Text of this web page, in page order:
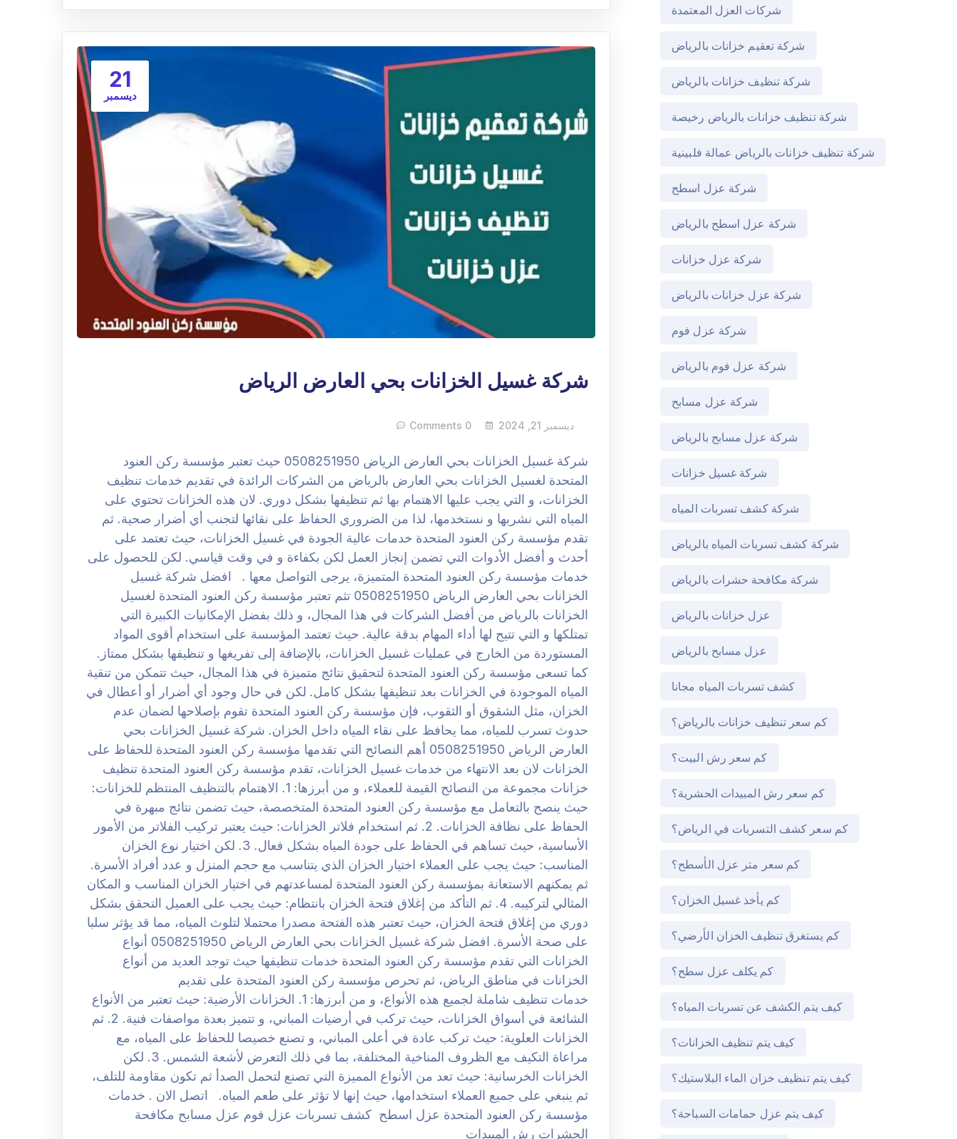
21
ديسمبر
شركة غسيل الخزانات بحي العارض الرياض
ديسمبر 21, 2024 0 Comments
شركة غسيل الخزانات بحي العارض الرياض 0508251950 حيث تعتبر مؤسسة ركن العنود
المتحدة لغسيل الخزانات بحي العارض بالرياض من الشركات الرائدة في تقديم خدمات تنظيف
الخزانات، و التي يجب عليها الاهتمام بها ثم تنظيفها بشكل دوري. لان هذه الخزانات تحتوي على
المياه التي نشربها و نستخدمها، لذا من الضروري الحفاظ على نقائها لتجنب أي أضرار صحية. ثم
تقدم مؤسسة ركن العنود المتحدة خدمات عالية الجودة في غسيل الخزانات، حيث تعتمد على
أحدث و أفضل الأدوات التي تضمن إنجاز العمل لكن بكفاءة و في وقت قياسي. لكن للحصول على
خدمات مؤسسة ركن العنود المتحدة المتميزة، يرجى التواصل معها . افضل شركة غسيل
الخزانات بحي العارض الرياض 0508251950 تثم تعتبر مؤسسة ركن العنود المتحدة لغسيل
الخزانات بالرياض من أفضل الشركات في هذا المجال، و ذلك بفضل الإمكانيات الكبيرة التي
تمتلكها و التي تتيح لها أداء المهام بدقة عالية. حيث تعتمد المؤسسة على استخدام أقوى المواد
المستوردة من الخارج في عمليات غسيل الخزانات، بالإضافة إلى تفريغها و تنظيفها بشكل ممتاز.
كما تسعى مؤسسة ركن العنود المتحدة لتحقيق نتائج متميزة في هذا المجال، حيث تتمكن من تنقية
المياه الموجودة في الخزانات بعد تنظيفها بشكل كامل. لكن في حال وجود أي أضرار أو أعطال في
الخزان، مثل الشقوق أو الثقوب، فإن مؤسسة ركن العنود المتحدة تقوم بإصلاحها لضمان عدم
حدوث تسرب للمياه، مما يحافظ على نقاء المياه داخل الخزان. شركة غسيل الخزانات بحي
العارض الرياض 0508251950 أهم النصائح التي تقدمها مؤسسة ركن العنود المتحدة للحفاظ على
الخزانات لان بعد الانتهاء من خدمات غسيل الخزانات، تقدم مؤسسة ركن العنود المتحدة تنظيف
خزانات مجموعة من النصائح القيمة للعملاء، و من أبرزها: 1. الاهتمام بالتنظيف المنتظم للخزانات:
حيث ينصح بالتعامل مع مؤسسة ركن العنود المتحدة المتخصصة، حيث تضمن نتائج مبهرة في
الحفاظ على نظافة الخزانات. 2. ثم استخدام فلاتر الخزانات: حيث يعتبر تركيب الفلاتر من الأمور
الأساسية، حيث تساهم في الحفاظ على جودة المياه بشكل فعال. 3. لكن اختيار نوع الخزان
المناسب: حيث يجب على العملاء اختيار الخزان الذي يتناسب مع حجم المنزل و عدد أفراد الأسرة.
ثم يمكنهم الاستعانة بمؤسسة ركن العنود المتحدة لمساعدتهم في اختيار الخزان المناسب و المكان
المثالي لتركيبه. 4. ثم التأكد من إغلاق فتحة الخزان بانتظام: حيث يجب على العميل التحقق بشكل
دوري من إغلاق فتحة الخزان، حيث تعتبر هذه الفتحة مصدرا محتملا لتلوث المياه، مما قد يؤثر سلبا
على صحة الأسرة. افضل شركة غسيل الخزانات بحي العارض الرياض 0508251950 أنواع
الخزانات التي تقدم مؤسسة ركن العنود المتحدة خدمات تنظيفها حيث توجد العديد من أنواع
الخزانات في مناطق الرياض، ثم تحرص مؤسسة ركن العنود المتحدة على تقديم
خدمات تنظيف شاملة لجميع هذه الأنواع، و من أبرزها: 1. الخزانات الأرضية: حيث تعتبر من الأنواع
الشائعة في أسواق الخزانات، حيث تركب في أرضيات المباني، و تتميز بعدة مواصفات فنية. 2. ثم
الخزانات العلوية: حيث تركب عادة في أعلى المباني، و تصنع خصيصا للحفاظ على المياه، مع
مراعاة التكيف مع الظروف المناخية المختلفة، بما في ذلك التعرض لأشعة الشمس. 3. لكن
الخزانات الخرسانية: حيث تعد من الأنواع المميزة التي تصنع لتحمل الصدأ ثم تكون مقاومة للتلف،
ثم ينبغي على جميع العملاء استخدامها، حيث إنها لا تؤثر على طعم المياه. اتصل الان . خدمات
مؤسسة ركن العنود المتحدة عزل اسطح كشف تسربات عزل فوم عزل مسابح مكافحة
الحشرات رش المبيدات
شركات العزل المعتمدة
شركة تعقيم خزانات بالرياض
شركة تنظيف خزانات بالرياض
شركة تنظيف خزانات بالرياض رخيصة
شركة تنظيف خزانات بالرياض عمالة فلبينية
شركة عزل اسطح
شركة عزل اسطح بالرياض
شركة عزل خزانات
شركة عزل خزانات بالرياض
شركة عزل فوم
شركة عزل فوم بالرياض
شركة عزل مسابح
شركة عزل مسابح بالرياض
شركة غسيل خزانات
شركة كشف تسربات المياه
شركة كشف تسربات المياه بالرياض
شركة مكافحة حشرات بالرياض
عزل خزانات بالرياض
عزل مسابح بالرياض
كشف تسربات المياه مجانا
كم سعر تنظيف خزانات بالرياض؟
كم سعر رش البيت؟
كم سعر رش المبيدات الحشرية؟
كم سعر كشف التسربات في الرياض؟
كم سعر متر عزل الأسطح؟
كم يأخذ غسيل الخزان؟
كم يستغرق تنظيف الخزان الأرضي؟
كم يكلف عزل سطح؟
كيف يتم الكشف عن تسربات المياه؟
كيف يتم تنظيف الخزانات؟
كيف يتم تنظيف خزان الماء البلاستيك؟
كيف يتم عزل حمامات السباحة؟